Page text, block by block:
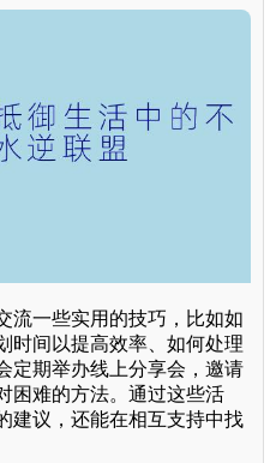
流一些实用的技巧，比如如
时间以提高效率、如何处理
定期举办线上分享会，邀请
困难的方法。通过这些活
建议，还能在相互支持中找